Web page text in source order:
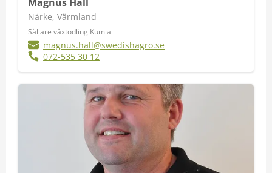
Närke, Värmland
Säljare växtodling Kumla
magnus.hall@swedishagro.se
072-535 30 12